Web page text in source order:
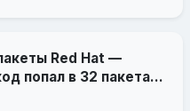
Red Hat —
попал в 32 пакета